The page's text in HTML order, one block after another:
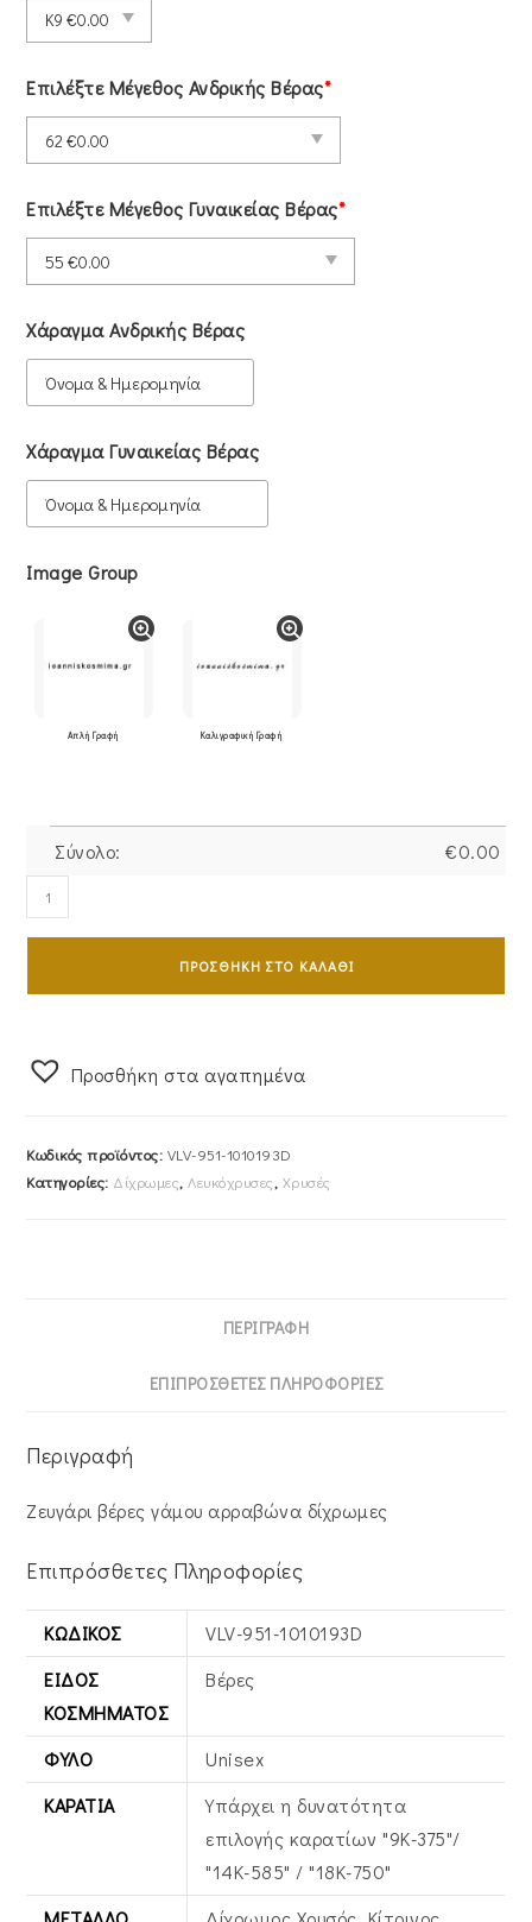
Επιλέξτε Μέγεθος Ανδρικής Βέρας*
Επιλέξτε Μέγεθος Γυναικείας Βέρας*
Χάραγμα Ανδρικής Βέρας
Χάραγμα Γυναικείας Βέρας
Image Group
Απλή Γραφή Καλιγραφική Γραφή
Σύνολο: €0.00
Ζευγάρι
Βέρες
951-
ΠΡΟΣΘΉΚΗ ΣΤΟ ΚΑΛΆΘΙ
Προσθήκη στα αγαπημένα
Κωδικός προϊόντος: VLV-951-1010193D
Κατηγορίες: Δίχρωμες,Λευκόχρυσες, Χρυσές
ΠΕΡΙΓΡΑΦΉ
ΕΠΙΠΡΌΣΘΕΤΕΣ ΠΛΗΡΟΦΟΡΊΕΣ
Περιγραφή
Ζευγάρι βέρες γάμου αρραβώνα δίχρωμες
Επιπρόσθετες Πληροφορίες
ΚΩΔΙΚΌΣ
VLV-951-1010193D
ΕΊΔΟΣ
ΚΟΣΜΉΜΑΤΟΣ
Βέρες
ΦΎΛΟ
Unisex
ΚΑΡΆΤΙΑ
Υπάρχει η δυνατότητα
επιλογής καρατίων "9Κ-375"/
"14Κ-585" / "18Κ-750"